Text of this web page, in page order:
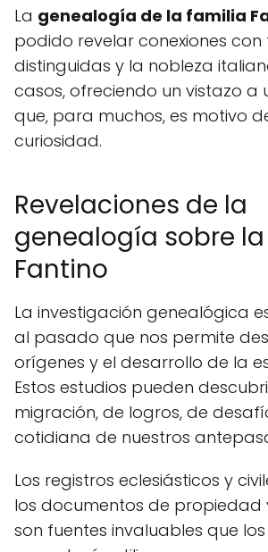
La genealogía de la familia
podido revelar conexiones con
distinguidas y la nobleza
casos, ofreciendo un vistazo a
que, para muchos, es motivo
curiosidad.
Revelaciones de la
genealogía sobre
Fantino
La investigación genealógica
al pasado que nos permite
orígenes y el desarrollo de la
Estos estudios pueden
migración, de logros, de
cotidiana de nuestros
Los registros eclesiásticos y
los documentos de propiedad
son fuentes invaluables que